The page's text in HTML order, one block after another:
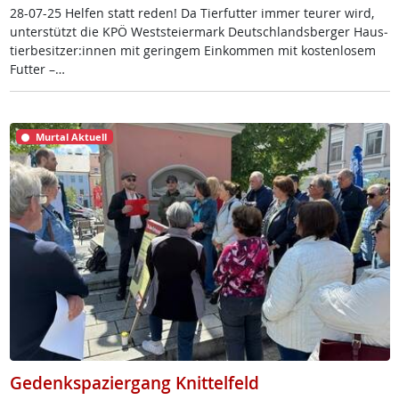
28-07-25 Hel­fen statt re­den! Da Tier­fut­ter im­mer teu­rer wird,
un­ter­stützt die KPÖ West­s­tei­er­mark Deut­sch­lands­ber­ger Haus­
tier­be­sit­zer:in­nen mit ge­rin­gem Ein­kom­men mit kos­ten­lo­sem
Fut­ter –…
Murtal Aktuell
Gedenkspaziergang Knittelfeld